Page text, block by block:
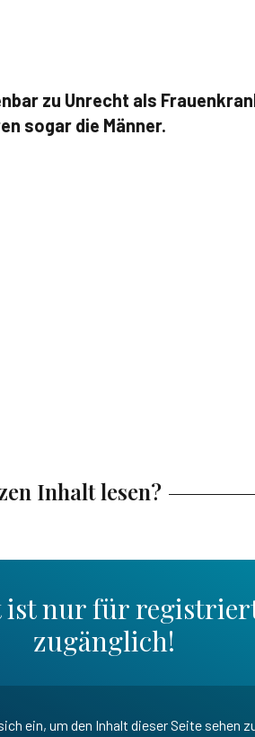
zu Unrecht als
sogar die Männer.
Inhalt lesen?
ist nur für
zugänglich!
ein, um den Inhalt dieser Seite sehen